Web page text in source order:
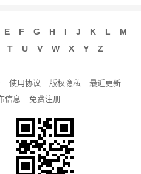
E F G H I J K L
M
T U V W X Y Z
使用协议 版权隐私
最近更新
信息 免费注册